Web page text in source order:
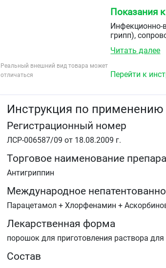
Реальный внешний вид товара может
отличаться
пакетики 5г
Показания
Инфекционно-
грипп),
ознобом,
головной
Читать далее
Перейти к
Инструкция по применению
Регистрационный номер
ЛСР-006587/09 от 18.08.2009 г.
Торговое наименование
Антигриппин
Международное
Парацетамол + Хлорфенамин +
Лекарственная форма
порошок для приготовления раствора
Состав